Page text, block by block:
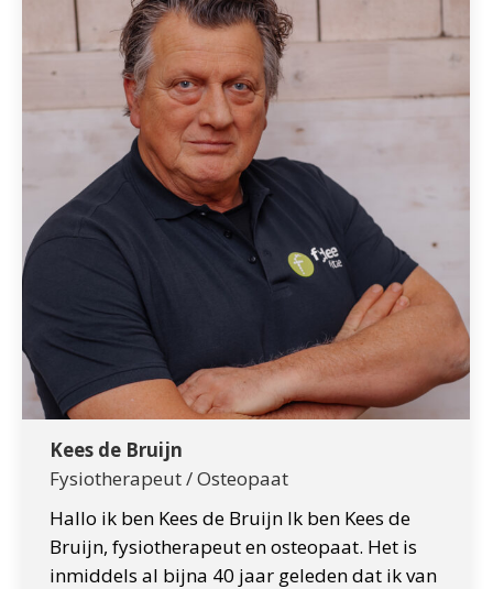
Kees de Bruijn
Fysiotherapeut / Osteopaat
Hallo ik ben Kees de Bruijn Ik ben Kees de
Bruijn, fysiotherapeut en osteopaat. Het is
inmiddels al bijna 40 jaar geleden dat ik van